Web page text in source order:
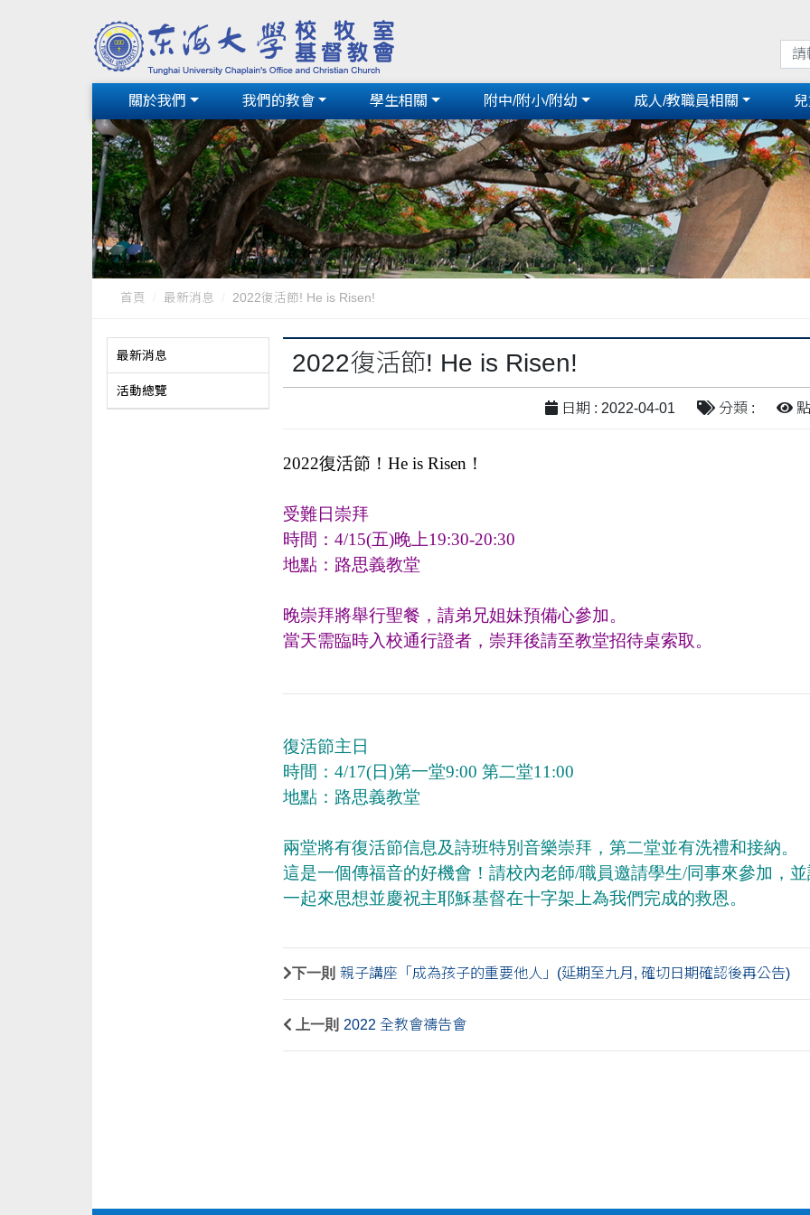
關於我們 我們的教會 學生相關 附中/附小/附幼 成人/教職員相關
首頁 最新消息 2022復活節! He is Risen!
最新消息
活動總覽
2022復活節! He is Risen!
日期 : 2022-04-01 分類 :
2022復活節！He is Risen！
受難日崇拜
時間：4/15(五)晚上19:30-20:30
地點：路思義教堂
晚崇拜將舉行聖餐，請弟兄姐妹預備心參加。
當天需臨時入校通行證者，崇拜後請至教堂招待桌索取。
復活節主日
時間：4/17(日)第一堂9:00 第二堂11:00
地點：路思義教堂
兩堂將有復活節信息及詩班特別音樂崇拜，第二堂並有洗禮和接納。
這是一個傳福音的好機會！請校內老師/職員邀請學生/同事來參加，
一起來思想並慶祝主耶穌基督在十字架上為我們完成的救恩。
下一則 親子講座「成為孩子的重要他人」(延期至九月, 確切日期確認後再公告)
上一則 2022 全教會禱告會